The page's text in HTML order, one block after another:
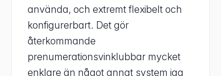
använda, och extremt flexibelt och
konfigurerbart. Det gör
återkommande
prenumerationsvinklubbar mycket
enklare än något annat system jag